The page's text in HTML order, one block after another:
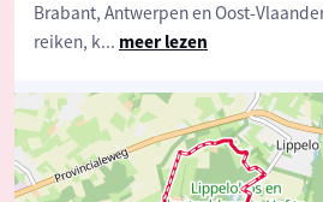
Brabant, Antwerpen en Oost-
reiken, k... meer lezen